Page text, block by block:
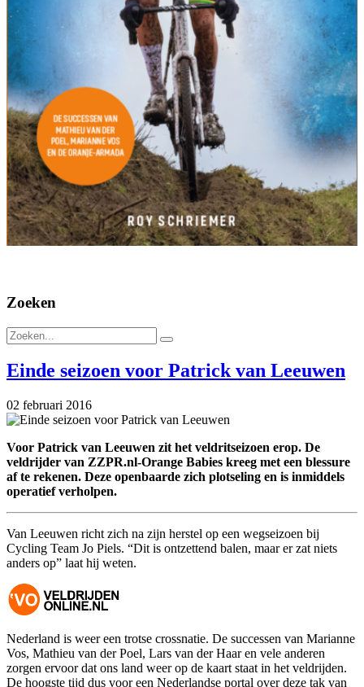
Zoeken
Einde seizoen voor Patrick van Leeuwen
02 februari 2016
Voor Patrick van Leeuwen zit het veldritseizoen erop. De
veldrijder van ZZPR.nl-Orange Babies kreeg met een blessure
af te rekenen. Deze openbaarde zich plotseling en is inmiddels
operatief verholpen.
Van Leeuwen richt zich na zijn herstel op een wegseizoen bij
Cycling Team Jo Piels. “Dit is ontzettend balen, maar er zat niets
anders op” laat hij weten.
Nederland is weer een trotse crossnatie. De successen van Marianne
Vos, Mathieu van der Poel, Lars van der Haar en vele anderen
zorgen ervoor dat ons land weer op de kaart staat in het veldrijden.
De hoogste tijd dus voor een Nederlandse portal over deze tak van